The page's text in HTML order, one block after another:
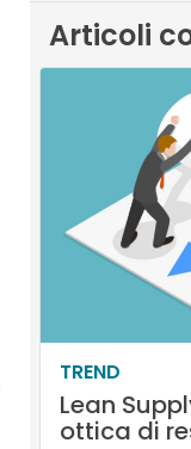
Articoli
TREND
Lean
ottica di